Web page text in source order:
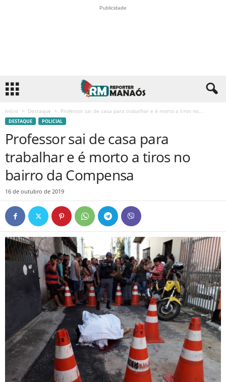
Publicidade
Início Destaque Professor sai de casa para trabalhar e é morto a tiros no...
DESTAQUE POLICIAL
Professor sai de casa para
trabalhar e é morto a tiros no
bairro da Compensa
16 de outubro de 2019